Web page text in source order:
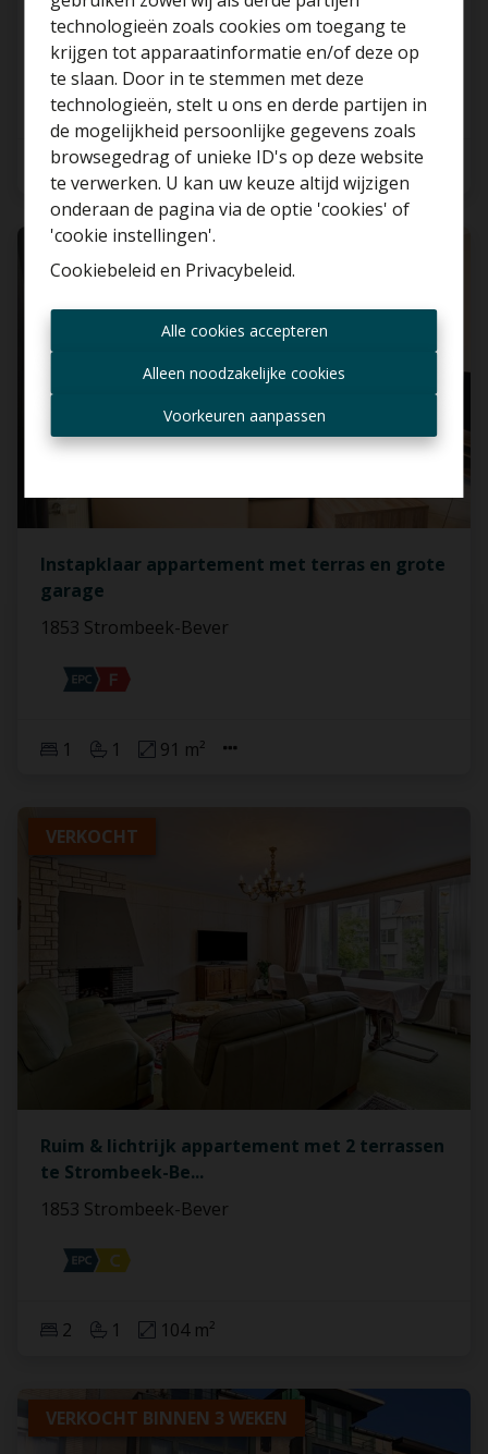
technologieën zoals cookies om toegang te
krijgen tot apparaatinformatie en/of deze op
te slaan. Door in te stemmen met deze
technologieën, stelt u ons en derde partijen in
de mogelijkheid persoonlijke gegevens zoals
browsegedrag of unieke ID's op deze website
te verwerken. U kan uw keuze altijd wijzigen
onderaan de pagina via de optie 'cookies' of
'cookie instellingen'.
Cookiebeleid en Privacybeleid.
Alle cookies accepteren
Alleen noodzakelijke cookies
Voorkeuren aanpassen
Strombeek-Bever!
1853 Strombeek-Bever
155 m² 2 1
Instapklaar appartement met terras en grote
garage
1853 Strombeek-Bever
1 1 91 m²
VERKOCHT
Ruim & lichtrijk appartement met 2 terrassen
te Strombeek-Be...
1853 Strombeek-Bever
2 1 104 m²
VERKOCHT BINNEN 3 WEKEN
Benieuwd naar de
waarde van je huis?
Gratis schatting
Altijd als eerste op de
hoogte zijn van nieuwe
aanbiedingen?
Ontvang aanbod per mail